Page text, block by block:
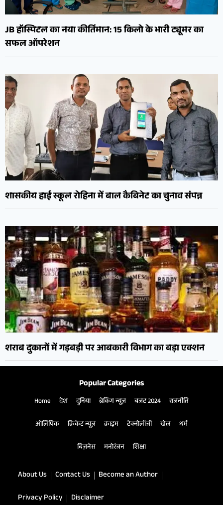
JB हॉस्पिटल का नया कीर्तिमान: 15 किलो के भारी ट्यूमर का
सफल ऑपरेशन
शासकीय हाई स्कूल रोहिना में बाल कैबिनेट का चुनाव संपन्न
शराब दुकानों में गड़बड़ी पर आबकारी विभाग का बड़ा एक्शन
Popular Categories
Home देश दुनिया ब्रेकिंग न्यूज़ बजट 2024 राजनीति
ओलिंपिक क्रिकेट न्यूज़ क्राइम टेक्नोलॉजी खेल धर्म
बिज़नेस मनोरंजन शिक्षा
About Us Contact Us
Become an Author
Privacy Policy
Disclaimer